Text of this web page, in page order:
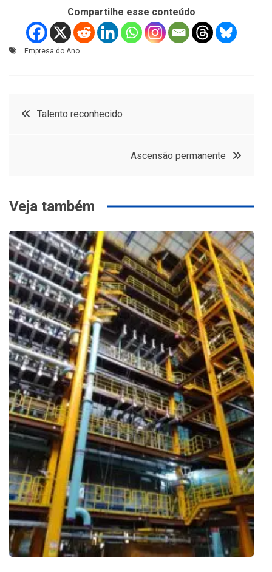
Compartilhe esse conteúdo
Empresa do Ano
Navegação
Talento reconhecido
Ascensão permanente
Veja também